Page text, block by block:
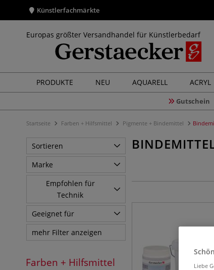
Künstlerfachmärkte
Europas größter Versandhandel für Künstlerbedarf
PRODUKTE NEU AQUARELL ACRYL
Gutschein
Startseite Farben + Hilfsmittel Pigmente + Bindemittel
Sortieren
Marke
Empfohlen für
Technik
Geeignet für
mehr Filter anzeigen
Farben + Hilfsmittel
Liebe